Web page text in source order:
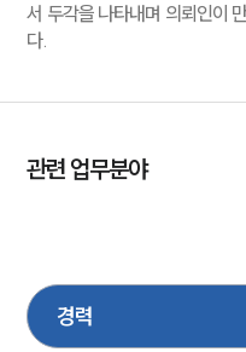
서 두각을 나타내며 의뢰인이
다.
관련 업무분야